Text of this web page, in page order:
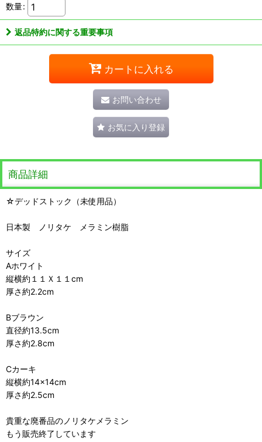
数量:
返品特約に関する重要事項
カートに入れる
お問い合わせ
お気に入り登録
商品詳細
☆デッドストック（未使用品）
日本製 ノリタケ メラミン樹脂
サイズ
Aホワイト
縦横約１１Ｘ１１cm
厚さ約2.2cm
Bブラウン
直径約13.5cm
厚さ約2.8cm
Cカーキ
縦横約14×14cm
厚さ約2.5cm
貴重な廃番品のノリタケメラミン
もう販売終了しています